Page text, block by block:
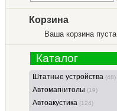
Корзина
Ваша корзина пуста
Каталог
Штатные устройства (48)
Автомагнитолы (19)
Автоакустика (124)